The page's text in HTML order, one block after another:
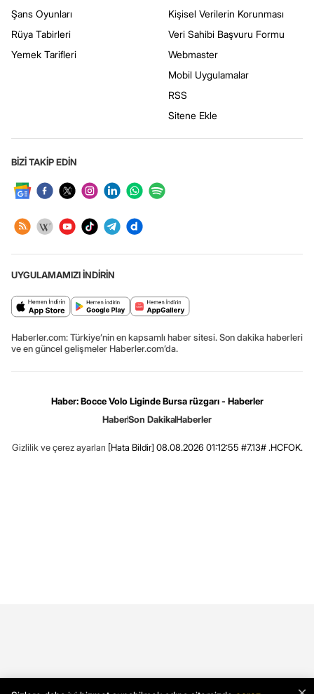
Şans Oyunları
Rüya Tabirleri
Yemek Tarifleri
Kişisel Verilerin Korunması
Veri Sahibi Başvuru Formu
Webmaster
Mobil Uygulamalar
RSS
Sitene Ekle
BİZİ TAKİP EDİN
UYGULAMAMIZI İNDİRİN
Haberler.com: Türkiye’nin en kapsamlı haber sitesi. Son dakika haberleri
ve en güncel gelişmeler Haberler.com’da.
Haber: Bocce Volo Liginde Bursa rüzgarı - Haberler
HaberSon DakikaHaberler
Gizlilik ve çerez ayarları [Hata Bildir] 08.08.2026 01:12:55 #7.13# .HCFOK.